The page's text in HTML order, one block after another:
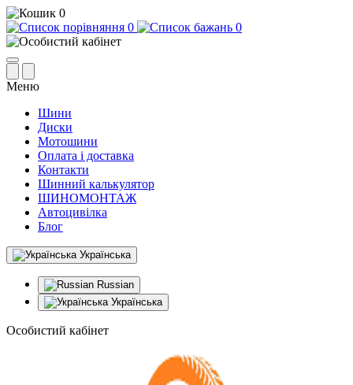
0
0
0
Меню
Шини
Диски
Мотошини
Оплата і доставка
Контакти
Шинний калькулятор
ШИНОМОНТАЖ
Автоцивілка
Блог
Українська
Russian
Українська
Особистий кабінет